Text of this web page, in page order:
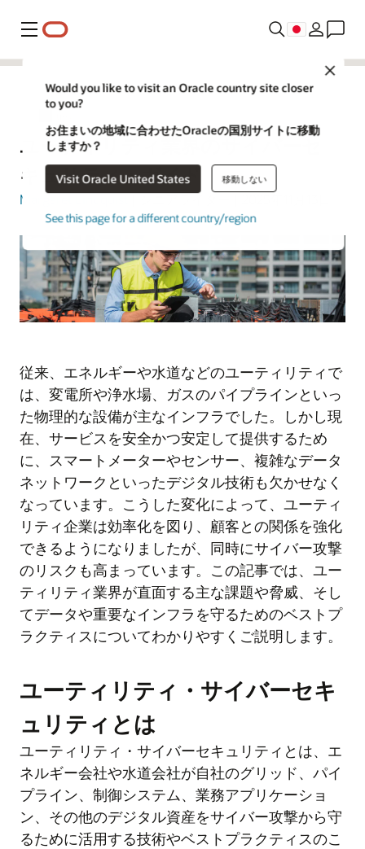
メニュー
Close
Would you like to visit an Oracle country site closer
to you?
お住まいの地域に合わせたOracleの国別サイトに移動
しますか？
Visit Oracle United States 移動しない
See this page for a different country/region
ユーティリティ業界のサイバーセ
キュリティ・ガイド
Margaret Lindquist| シニアライター | 2025年11月13日
従来、エネルギーや水道などのユーティリティで
は、変電所や浄水場、ガスのパイプラインといっ
た物理的な設備が主なインフラでした。しかし現
在、サービスを安全かつ安定して提供するため
に、スマートメーターやセンサー、複雑なデータ
ネットワークといったデジタル技術も欠かせなく
なっています。こうした変化によって、ユーティ
リティ企業は効率化を図り、顧客との関係を強化
できるようになりましたが、同時にサイバー攻撃
のリスクも高まっています。この記事では、ユー
ティリティ業界が直面する主な課題や脅威、そし
てデータや重要なインフラを守るためのベストプ
ラクティスについてわかりやすくご説明します。
ユーティリティ・サイバーセキ
ュリティとは
ユーティリティ・サイバーセキュリティとは、エ
ネルギー会社や水道会社が自社のグリッド、パイ
プライン、制御システム、業務アプリケーショ
ン、その他のデジタル資産をサイバー攻撃から守
るために活用する技術やベストプラクティスのこ